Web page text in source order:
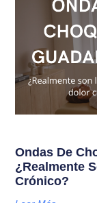
Ondas De
¿Realmente
Crónico?